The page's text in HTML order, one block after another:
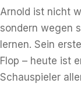
Arnold ist nicht
sondern wegen
lernen. Sein
Flop – heute ist
Schauspieler